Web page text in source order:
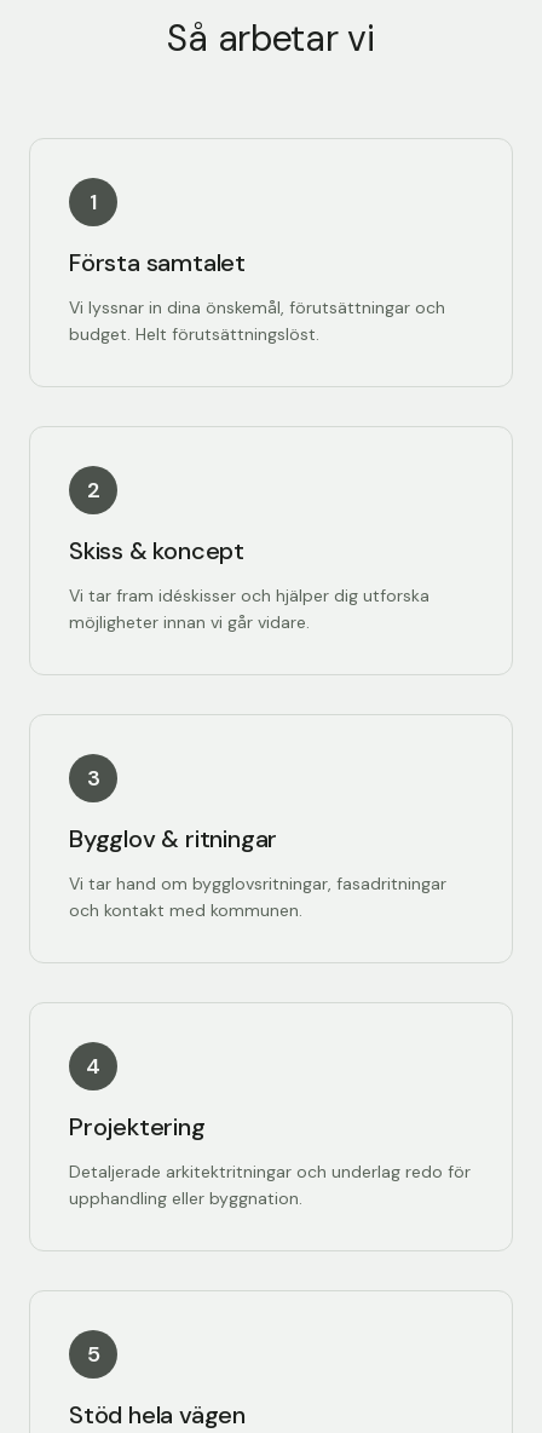
Så arbetar vi
1
Första samtalet
Vi lyssnar in dina önskemål, förutsättningar och
budget. Helt förutsättningslöst.
2
Skiss & koncept
Vi tar fram idéskisser och hjälper dig utforska
möjligheter innan vi går vidare.
3
Bygglov & ritningar
Vi tar hand om bygglovsritningar, fasadritningar
och kontakt med kommunen.
4
Projektering
Detaljerade arkitektritningar och underlag redo för
upphandling eller byggnation.
5
Stöd hela vägen